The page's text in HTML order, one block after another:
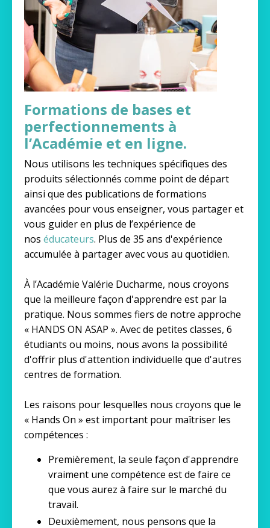
Formations de bases et
perfectionnements à
l’Académie et en ligne.
Nous utilisons les techniques spécifiques des
produits sélectionnés comme point de départ
ainsi que des publications de formations
avancées pour vous enseigner, vous partager et
vous guider en plus de l’expérience de
nos éducateurs. Plus de 35 ans d'expérience
accumulée à partager avec vous au quotidien.
À l’Académie Valérie Ducharme, nous croyons
que la meilleure façon d'apprendre est par la
pratique. Nous sommes fiers de notre approche
« HANDS ON ASAP ». Avec de petites classes, 6
étudiants ou moins, nous avons la possibilité
d'offrir plus d'attention individuelle que d'autres
centres de formation.
Les raisons pour lesquelles nous croyons que le
« Hands On » est important pour maîtriser les
compétences :
Premièrement, la seule façon d'apprendre
vraiment une compétence est de faire ce
que vous aurez à faire sur le marché du
travail.
Deuxièmement, nous pensons que la